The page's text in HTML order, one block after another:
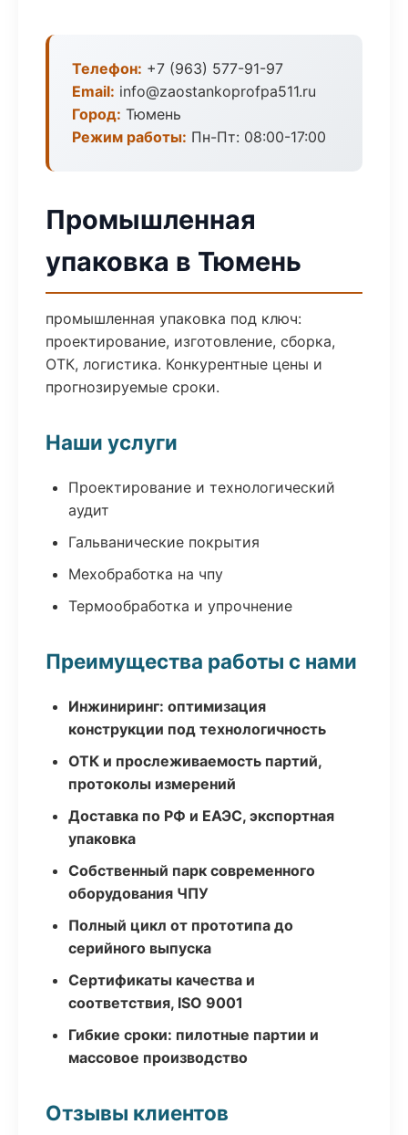
Телефон: +7 (963) 577-91-97
Email: info@zaostankoprofpa511.ru
Город: Тюмень
Режим работы: Пн-Пт: 08:00-17:00
Промышленная
упаковка в Тюмень
промышленная упаковка под ключ:
проектирование, изготовление, сборка,
ОТК, логистика. Конкурентные цены и
прогнозируемые сроки.
Наши услуги
Проектирование и технологический
аудит
Гальванические покрытия
Мехобработка на чпу
Термообработка и упрочнение
Преимущества работы с нами
Инжиниринг: оптимизация
конструкции под технологичность
ОТК и прослеживаемость партий,
протоколы измерений
Доставка по РФ и ЕАЭС, экспортная
упаковка
Собственный парк современного
оборудования ЧПУ
Полный цикл от прототипа до
серийного выпуска
Сертификаты качества и
соответствия, ISO 9001
Гибкие сроки: пилотные партии и
массовое производство
Отзывы клиентов